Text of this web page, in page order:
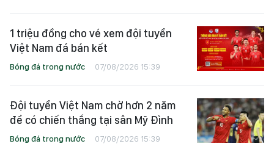
1 triệu đồng cho vé xem đội tuyển
Việt Nam đá bán kết
Bóng đá trong nước 07/08/2026 15:39
Đội tuyển Việt Nam chờ hơn 2 năm
để có chiến thắng tại sân Mỹ Đình
Bóng đá trong nước 07/08/2026 15:39